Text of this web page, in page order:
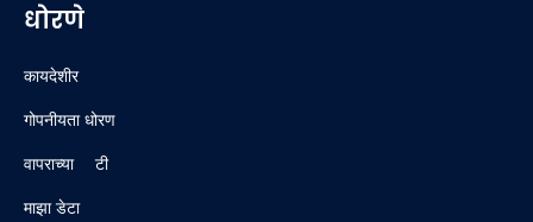
धोरणे
कायदेशीर
गोपनीयता धोरण
वापराच्या अटी
माझा डेटा